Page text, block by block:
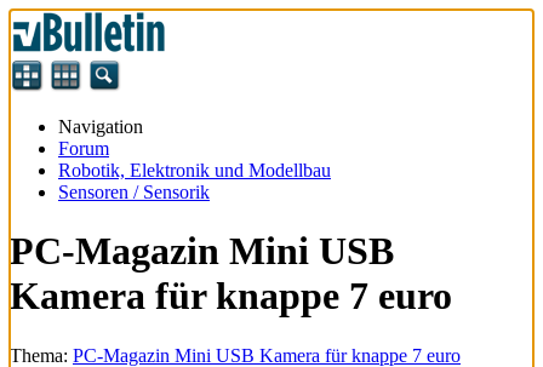
Navigation
Forum
Robotik, Elektronik und Modellbau
Sensoren / Sensorik
PC-Magazin Mini USB
Kamera für knappe 7 euro
Thema: PC-Magazin Mini USB Kamera für knappe 7 euro